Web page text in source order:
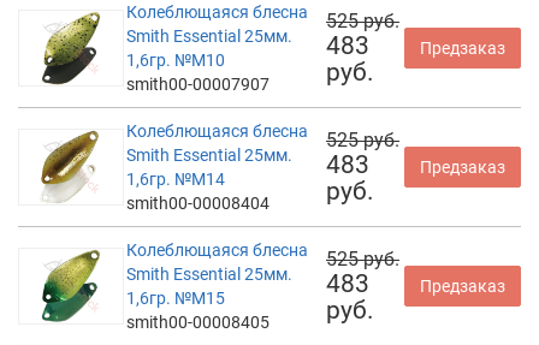
Колеблющаяся блесна
Smith Essential 25мм.
1,6гр. №M10
smith00-00007907
525 руб.
483
руб.
Предзаказ
Колеблющаяся блесна
Smith Essential 25мм.
1,6гр. №M14
smith00-00008404
525 руб.
483
руб.
Предзаказ
Колеблющаяся блесна
Smith Essential 25мм.
1,6гр. №M15
smith00-00008405
525 руб.
483
руб.
Предзаказ